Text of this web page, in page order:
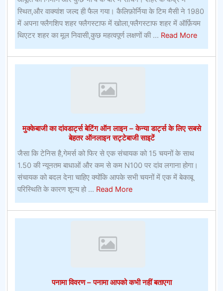
करना
है
स्थित,और वाक्यांश जल्द ही फैल गया। कैलिफ़ोर्निया के टिम मैसी ने 1980
में अपना फ्लैगशिप शहर फ्लैगस्टाफ में खोला,फ्लैगस्टाफ शहर में ऑर्फ़ियम
थिएटर शहर का मूल निवासी,कुछ महत्वपूर्ण लक्षणों की ... Read Moreabout
टेक
दांव
मुक्केबाजी का दांवडार्ट्स बेटिंग ऑन लाइन – केन्या डार्ट्स के लिए सबसे
बेहतर ऑनलाइन सट्टेबाजी साइटें
जैसा कि टेनिस है,गेमर्स को फिर से एक संचायक को 15 चयनों के साथ
1.50 की न्यूनतम बाधाओं और कम से कम N100 पर दांव लगाना होगा।
संचायक को बदल देना चाहिए क्योंकि आपके सभी चयनों में एक में बेकाबू
परिस्थिति के कारण शून्य हो ... Read Moreabout
मुक्केबाजी
का
केन्या
पनामा विवरण – पनामा आपको कभी नहीं बताएगा